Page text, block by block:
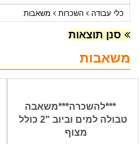
כלי עבודה
השכרות משאבות
סנן תוצאות
משאבות
***להשכרה***משאבה
טבולה למים וביוב "2 כולל
מצוף